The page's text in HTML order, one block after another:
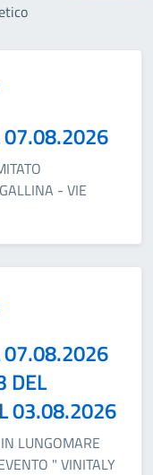
07.08.2026
- VIE
07.08.2026
DEL
03.08.2026
LUNGOMARE
" VINITALY